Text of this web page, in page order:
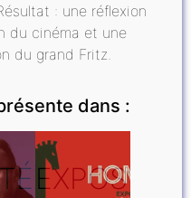
: une réflexion
du cinéma et une
du grand Fritz.
dans :